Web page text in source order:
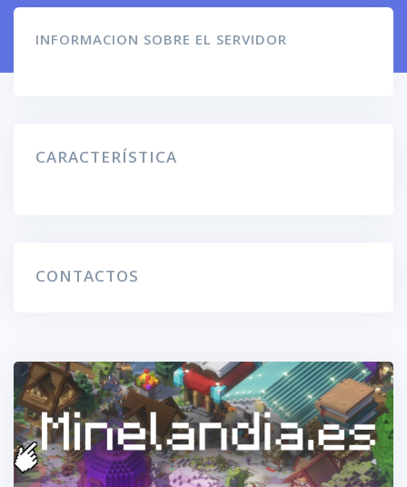
INFORMACION SOBRE EL SERVIDOR
CARACTERÍSTICA
CONTACTOS